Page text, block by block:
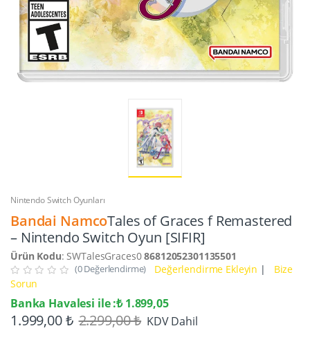
Nintendo Switch Oyunları
Bandai NamcoTales of Graces f Remastered
– Nintendo Switch Oyun [SIFIR]
Ürün Kodu: SWTalesGraces086812052301135501
(0 Değerlendirme) Değerlendirme Ekleyin |
Bize
Sorun
Banka Havalesi ile :₺ 1.899,05
1.999,00 ₺ 2.299,00 ₺ KDV Dahil